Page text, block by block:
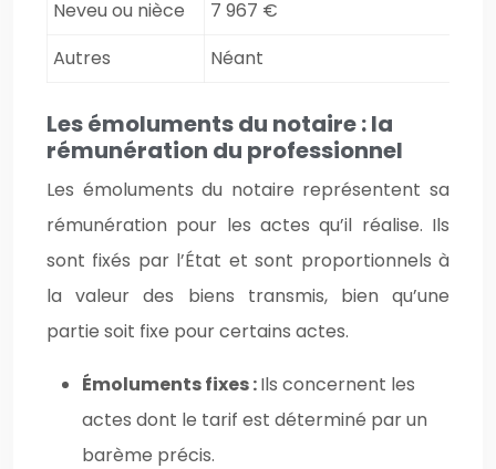
Neveu ou nièce
7 967 €
Autres
Néant
Les émoluments du notaire : la
rémunération du professionnel
Les émoluments du notaire représentent sa
rémunération pour les actes qu’il réalise. Ils
sont fixés par l’État et sont proportionnels à
la valeur des biens transmis, bien qu’une
partie soit fixe pour certains actes.
Émoluments fixes :Ils concernent les
actes dont le tarif est déterminé par un
barème précis.